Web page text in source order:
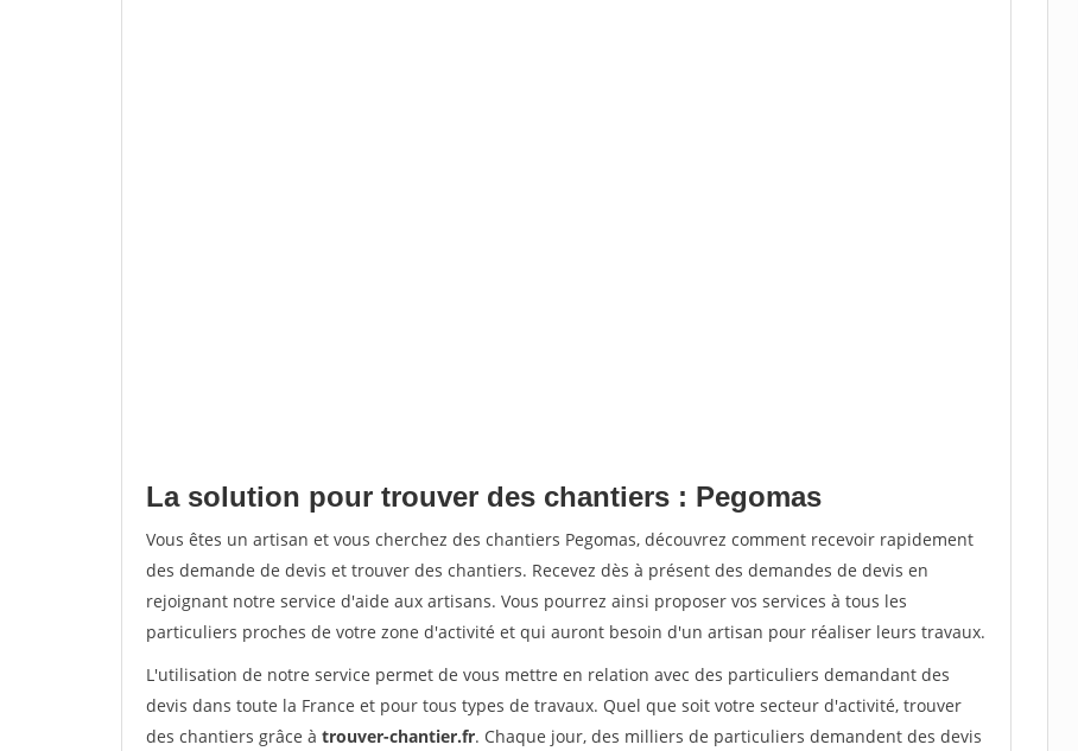
La solution pour trouver des chantiers : Pegomas
Vous êtes un artisan et vous cherchez des chantiers Pegomas, découvrez comment recevoir rapidement
des demande de devis et trouver des chantiers. Recevez dès à présent des demandes de devis en
rejoignant notre service d'aide aux artisans. Vous pourrez ainsi proposer vos services à tous les
particuliers proches de votre zone d'activité et qui auront besoin d'un artisan pour réaliser leurs travaux.
L'utilisation de notre service permet de vous mettre en relation avec des particuliers demandant des
devis dans toute la France et pour tous types de travaux. Quel que soit votre secteur d'activité, trouver
des chantiers grâce à trouver-chantier.fr. Chaque jour, des milliers de particuliers demandent des devis